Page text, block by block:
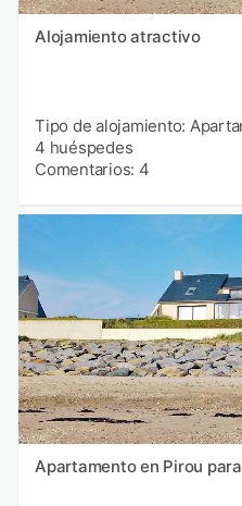
Alojamiento atractivo
Tipo de alojamiento:
4 huéspedes
Comentarios: 4
Apartamento en Pirou